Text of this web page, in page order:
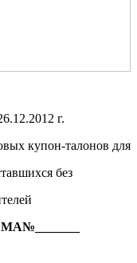
г.
купон-талонов для
без